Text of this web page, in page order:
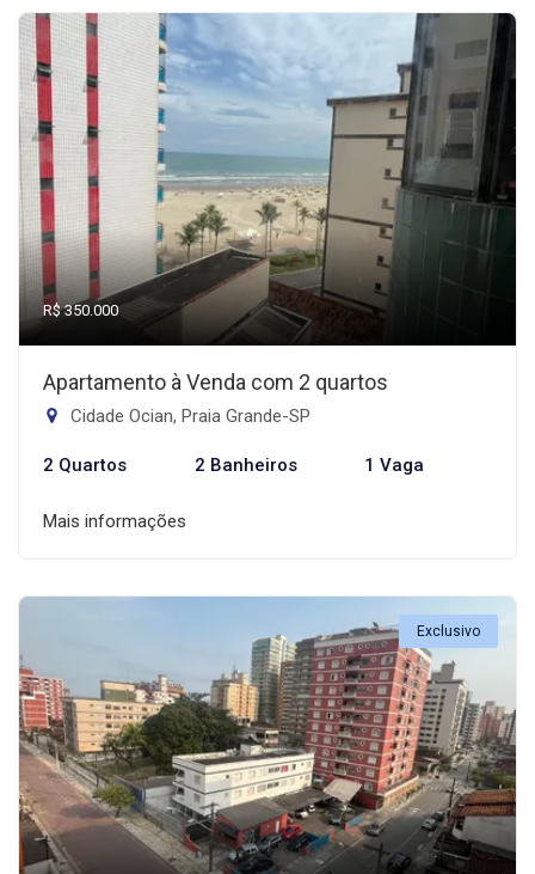
R$ 350.000
Apartamento à Venda com 2 quartos
Cidade Ocian, Praia Grande-SP
2 Quartos 2 Banheiros 1 Vaga
Mais informações
Exclusivo